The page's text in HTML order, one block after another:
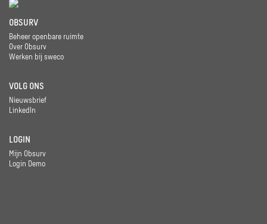
OBSURV
Beheer openbare ruimte
Over Obsurv
Werken bij sweco
VOLG ONS
Nieuwsbrief
LinkedIn
LOGIN
Mijn Obsurv
Login Demo